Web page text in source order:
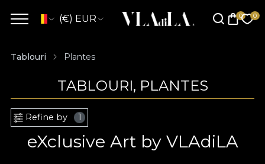
(€) EUR
Tablouri Plantes
TABLOURI, PLANTES
Refine by 1
eXclusive Art by VLAdiLA